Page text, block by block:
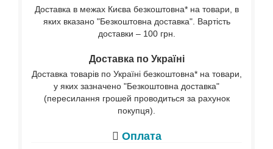
Доставка в межах Києва безкоштовна* на товари, в
яких вказано "Безкоштовна доставка". Вартість
доставки – 100 грн.
Доставка по Україні
Доставка товарів по Україні безкоштовна* на товари,
у яких зазначено "Безкоштовна доставка"
(пересилання грошей проводиться за рахунок
покупця).
Оплата